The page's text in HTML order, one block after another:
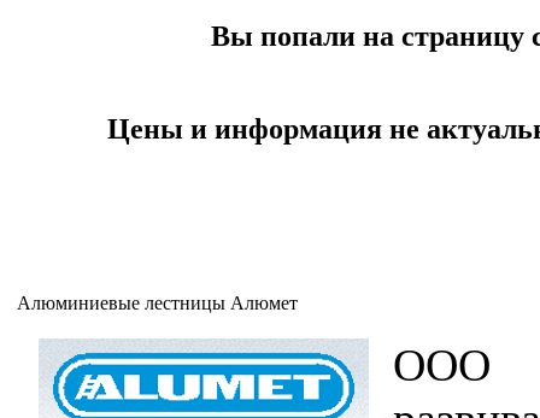
Вы попали на страницу
Цены и информация не
Алюминиевые лестницы Алюмет
ООО